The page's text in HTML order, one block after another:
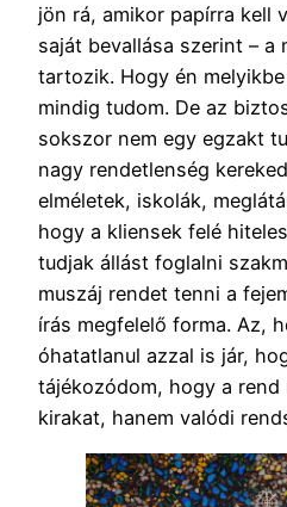
jön rá, amikor papírra kell
saját bevallása szerint – a
tartozik. Hogy én
mindig tudom. De az
sokszor nem egy egzakt
nagy rendetlenség
elméletek, iskolák,
hogy a kliensek felé
tudjak állást foglalni
muszáj rendet tenni a
írás megfelelő forma. Az,
óhatatlanul azzal is jár,
tájékozódom, hogy a rend
kirakat, hanem valódi